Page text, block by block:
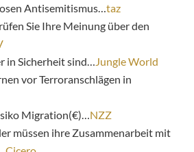
Antisemitismus… taz
Sie Ihre Meinung über den
in Sicherheit sind…
Jungle World
vor Terroranschlägen in
Migration(€)… NZZ
müssen ihre Zusammenarbeit mit